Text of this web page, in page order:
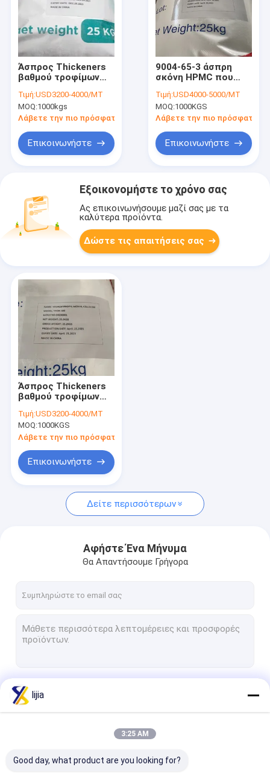
Σπίτι
Περίπου εμείς
Άσπρος Thickeners
βαθμού τροφίμων
Kosher εγκεκριμένος
Τιμή:USD3200-4000/MT
MOQ:1000kgs
Λάβετε την πιο πρόσφατη τιμή
Επικοινωνήστε
9004-65-3 άσπρη
σκόνη HPMC που
πρακτόρων
εγκεκριμένος
Τιμή:USD4000-5000/MT
MOQ:1000KGS
Λάβετε την πιο πρόσφατη
Επικοινωνήστε
Εξοικονομήστε το χρόνο σας
Ας επικοινωνήσουμε μαζί σας με τα
καλύτερα προϊόντα.
Δώστε τις απαιτήσεις σας
Άσπρος Thickeners
βαθμού τροφίμων
Kosher εγκεκριμένος
Τιμή:USD3200-4000/MT
MOQ:1000KGS
Λάβετε την πιο πρόσφατη τιμή
Επικοινωνήστε
Δείτε περισσότερων
Αφήστε Ένα Μήνυμα
Θα Απαντήσουμε Γρήγορα
lijia
3:25 AM
Good day, what product are you looking for?